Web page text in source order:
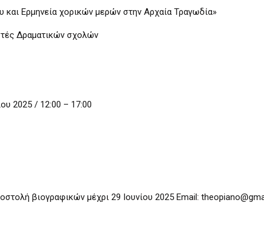
και Ερμηνεία χορικών μερών στην Αρχαία Τραγωδία»
Δραματικών σχολών
2025 / 12:00 – 17:00
βιογραφικών μέχρι 29 Ιουνίου 2025 Email: